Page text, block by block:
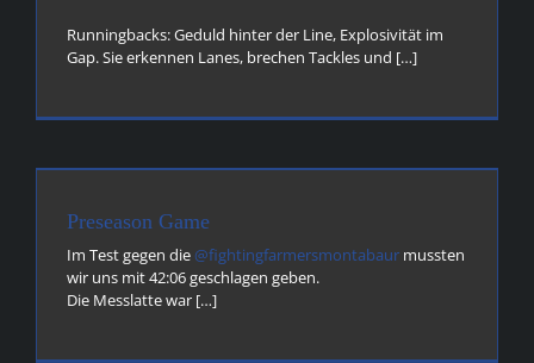
Runningbacks: Geduld hinter der Line, Explosivität im
Gap. Sie erkennen Lanes, brechen Tackles und […]
Preseason Game
Im Test gegen die@fightingfarmersmontabaur mussten
wir uns mit 42:06 geschlagen geben.
Die Messlatte war […]